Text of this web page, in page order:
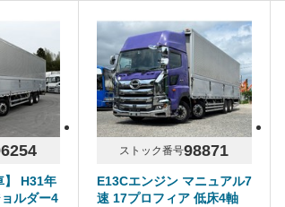
】 H31年
ルダー4
ストック番号98871
E13Cエンジン マニュアル7
速 17プロフィア 低床4軸